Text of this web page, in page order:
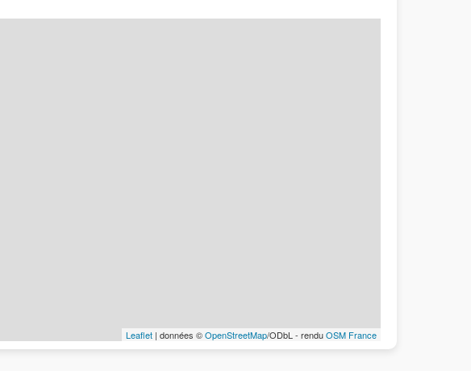
Leaflet | données ©OpenStreetMap/ODbL - renduOSM France